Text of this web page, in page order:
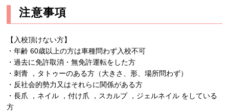
注意事項
【入校頂けない方】
・年齢 60歳以上の方は車種問わず入校不可
・過去に免許取消・無免許運転をした方
・刺青 ，タトゥーのある方（大きさ、形、場所問わず）
・反社会的勢力又はそれらに関係がある方
・長爪 ，ネイル ，付け爪 ，スカルプ ，ジェルネイル をしている
方